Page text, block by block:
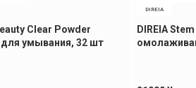
Clear Powder
умывания, 32 шт
DIREIA
DIREIA